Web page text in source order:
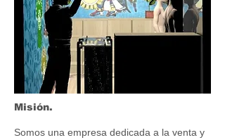
Misión.
Somos una empresa dedicada a la venta y